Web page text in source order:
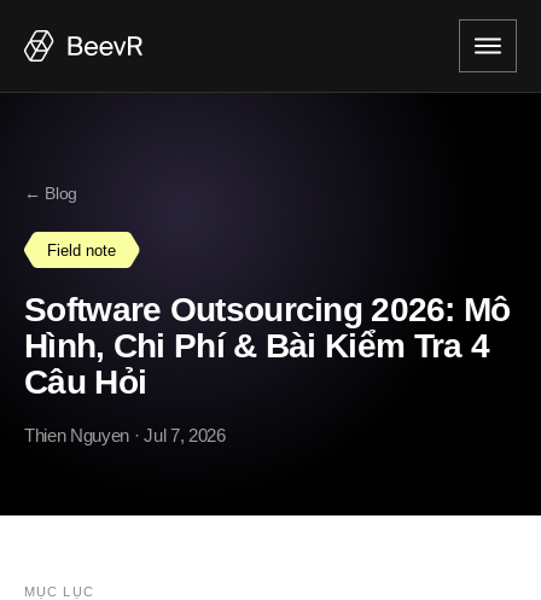
← Blog
Field note
Software Outsourcing 2026: Mô
Hình, Chi Phí & Bài Kiểm Tra 4
Câu Hỏi
Thien Nguyen · Jul 7, 2026
MỤC LỤC